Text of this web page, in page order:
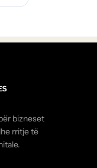
bizneset
rritje të